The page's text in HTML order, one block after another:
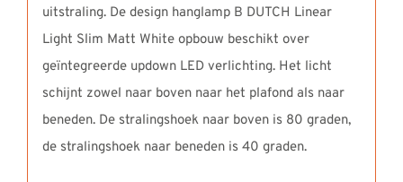
uitstraling. De design hanglamp B DUTCH Linear
Light Slim Matt White opbouw beschikt over
geïntegreerde updown LED verlichting. Het licht
schijnt zowel naar boven naar het plafond als naar
beneden. De stralingshoek naar boven is 80 graden,
de stralingshoek naar beneden is 40 graden.